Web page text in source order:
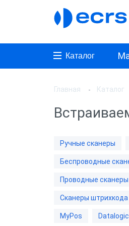
Каталог
Главная Каталог
Ручные сканеры
Беспроводные
Проводные сканеры
Сканеры
MyPos Datalogic